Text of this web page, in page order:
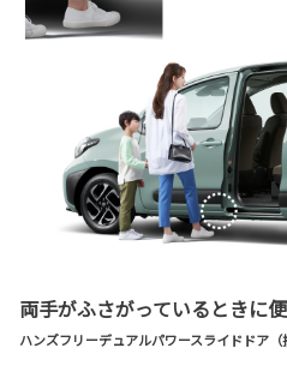
両手がふさがっているときに便
ハンズフリーデュアルパワースライドドア（